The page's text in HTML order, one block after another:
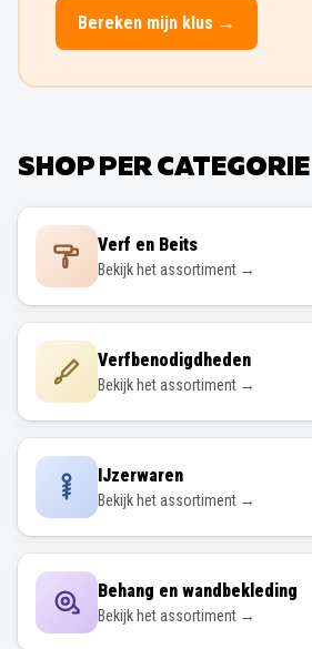
Bereken mijn klus →
SHOP PER CATEGORIE
Verf en Beits
Bekijk het assortiment →
Verfbenodigdheden
Bekijk het assortiment →
IJzerwaren
Bekijk het assortiment →
Behang en wandbekleding
Bekijk het assortiment →